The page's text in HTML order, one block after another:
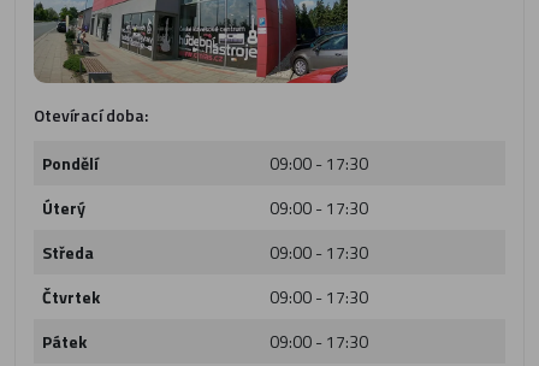
Otevírací doba:
Pondělí
09:00 - 17:30
Úterý
09:00 - 17:30
Středa
09:00 - 17:30
Čtvrtek
09:00 - 17:30
Pátek
09:00 - 17:30